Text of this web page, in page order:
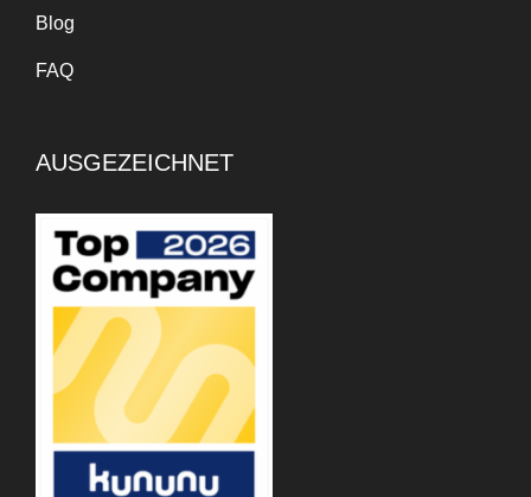
Blog
FAQ
AUSGEZEICHNET